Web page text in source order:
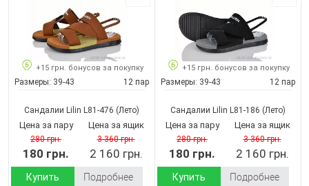
+15 грн. бонусов за покупку
Размеры: 39-43 12 пар
Сандалии Lilin L81-476 (Лето)
Цена за пару
280 грн.
180 грн.
Цена за ящик
3 360 грн.
2 160 грн.
Купить Подробнее
+15 грн. бонусов за покупку
Размеры: 39-43 12 пар
Сандалии Lilin L81-186 (Лето)
Цена за пару
280 грн.
180 грн.
Цена за ящик
3 360 грн.
2 160 грн.
Купить Подробнее